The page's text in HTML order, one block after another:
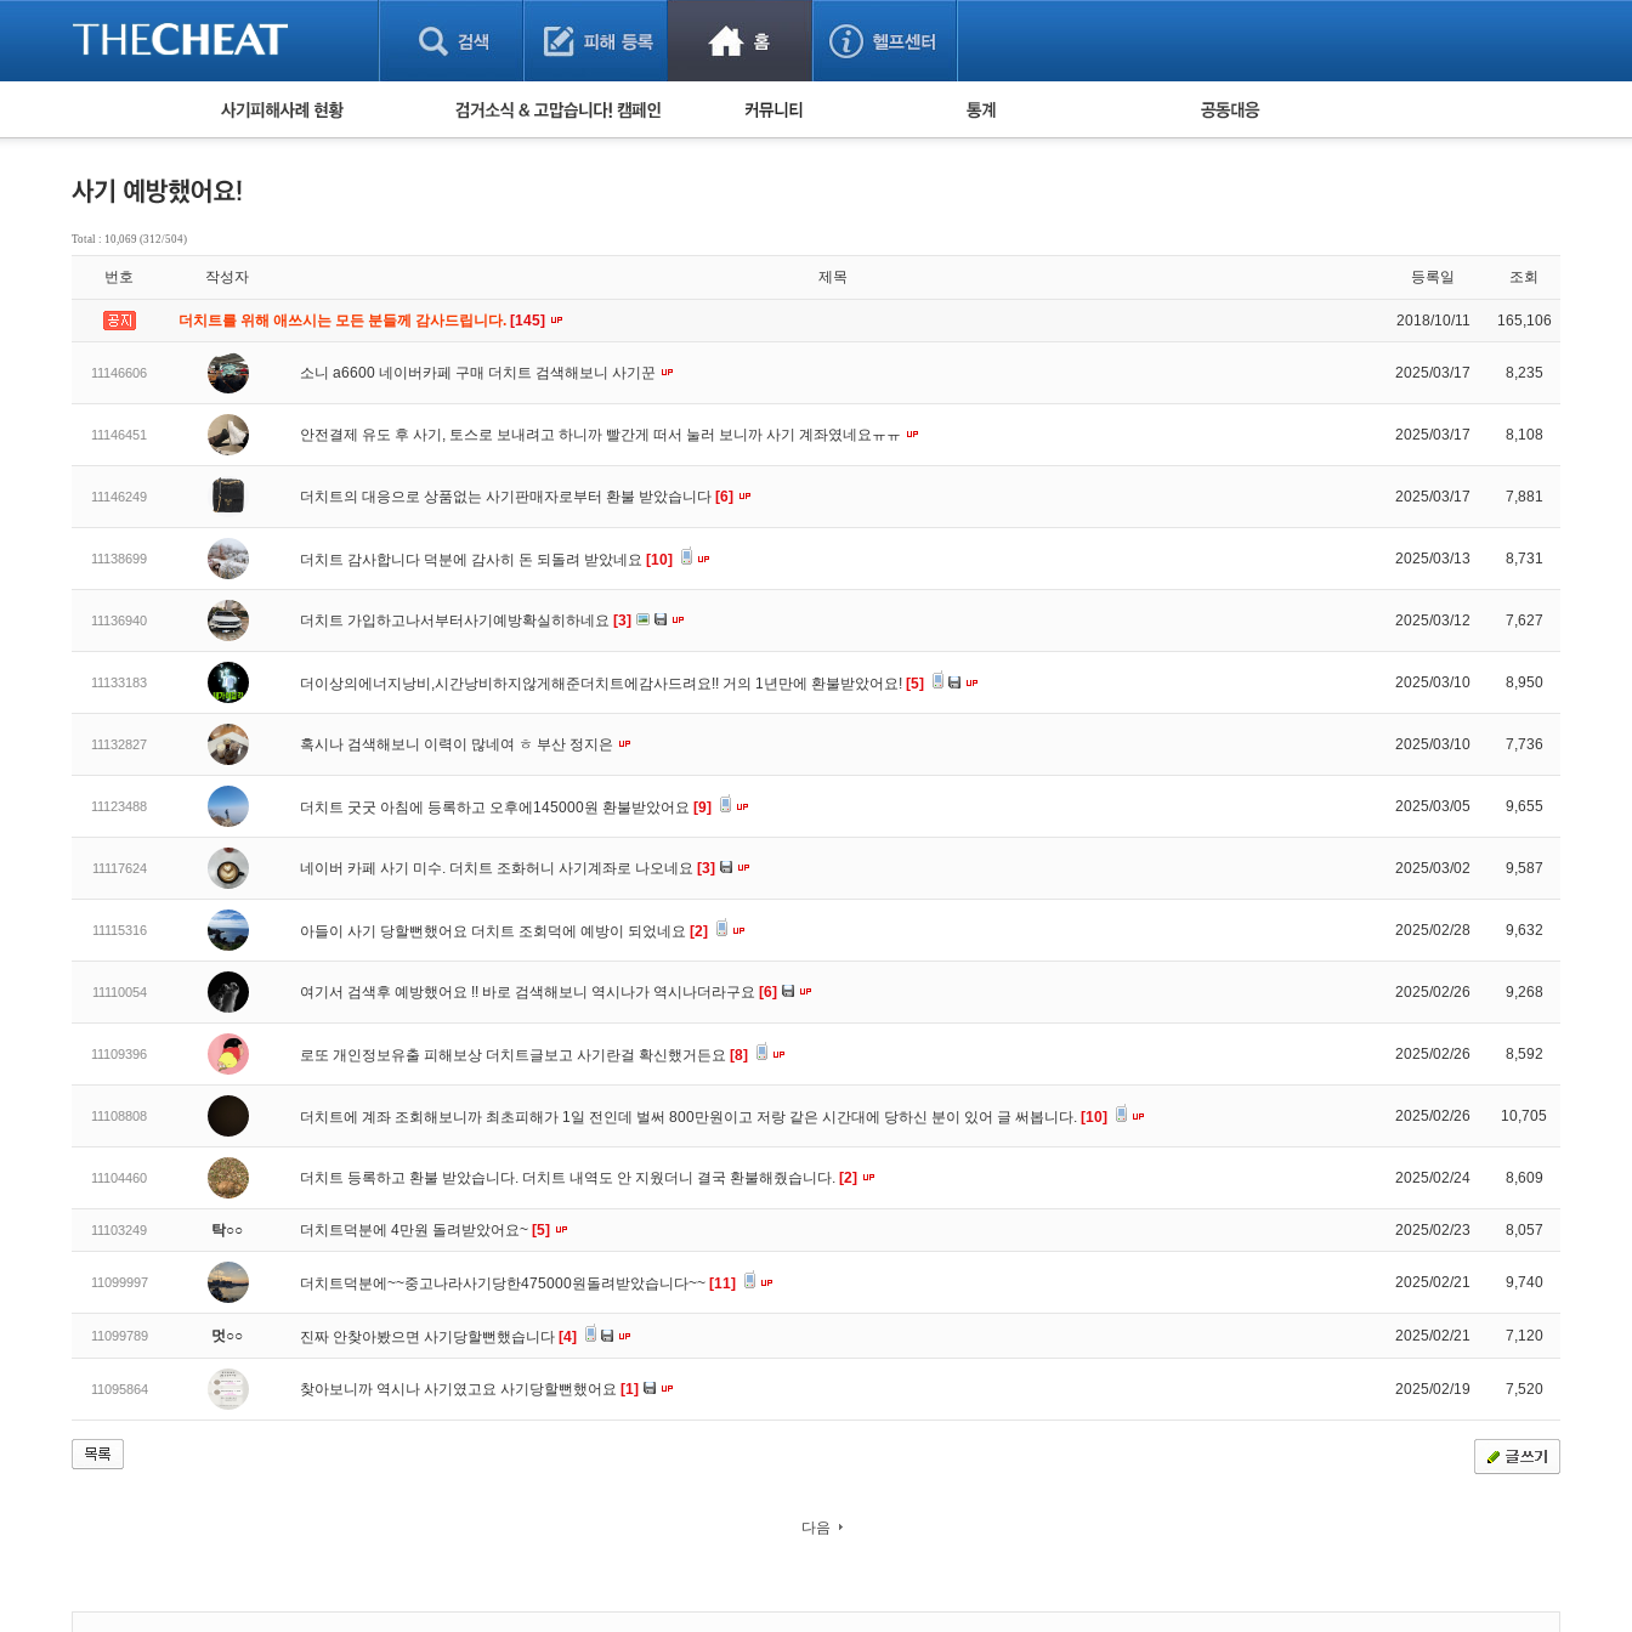
피해사례 현황
게임 · 비실물 피해사례
유해사이트 목록
비공개 피해사례
검거 소식 사기 예방했어요!
사기방지 아이디어
누적 피해사례 통계 피해자 공동대응
Total : 10,069 (312/504)
번호 작성자 제목 등록일 조회
더치트를 위해 애쓰시는 모든 분들께 감사드립니다. [145] 2018/10/11 165,106
11146606 소니 a6600 네이버카페 구매 더치트 검색해보니 사기꾼 2025/03/17 8,235
11146451 안전결제 유도 후 사기, 토스로 보내려고 하니까 빨간게 떠서 눌러 보니까 사기 계좌였네요ㅠㅠ 2025/03/17 8,108
11146249 더치트의 대응으로 상품없는 사기판매자로부터 환불 받았습니다 [6] 2025/03/17 7,881
11138699 더치트 감사합니다 덕분에 감사히 돈 되돌려 받았네요 [10] 2025/03/13 8,731
11136940 더치트 가입하고나서부터사기예방확실히하네요 [3] 2025/03/12 7,627
11133183 더이상의에너지낭비,시간낭비하지않게해준더치트에감사드려요!! 거의 1년만에 환불받았어요! [5] 2025/03/10 8,950
11132827 혹시나 검색해보니 이력이 많네여 ㅎ 부산 정지은 2025/03/10 7,736
11123488 더치트 굿굿 아침에 등록하고 오후에145000원 환불받았어요 [9] 2025/03/05 9,655
11117624 네이버 카페 사기 미수. 더치트 조화허니 사기계좌로 나오네요 [3] 2025/03/02 9,587
11115316 아들이 사기 당할뻔했어요 더치트 조회덕에 예방이 되었네요 [2] 2025/02/28 9,632
11110054 여기서 검색후 예방했어요 !! 바로 검색해보니 역시나가 역시나더라구요 [6] 2025/02/26 9,268
11109396 로또 개인정보유출 피해보상 더치트글보고 사기란걸 확신했거든요 [8] 2025/02/26 8,592
11108808 더치트에 계좌 조회해보니까 최초피해가 1일 전인데 벌써 800만원이고 저랑 같은 시간대에 당하신 분이 있어 글 써봅니다. [10] 2025/02/26 10,705
11104460 더치트 등록하고 환불 받았습니다. 더치트 내역도 안 지웠더니 결국 환불해줬습니다. [2] 2025/02/24 8,609
11103249 탁○○ 더치트덕분에 4만원 돌려받았어요~ [5] 2025/02/23 8,057
11099997 더치트덕분에~~중고나라사기당한475000원돌려받았습니다~~ [11] 2025/02/21 9,740
11099789 멋○○ 진짜 안찾아봤으면 사기당할뻔했습니다 [4] 2025/02/21 7,120
11095864 찾아보니까 역시나 사기였고요 사기당할뻔했어요 [1] 2025/02/19 7,520
다음